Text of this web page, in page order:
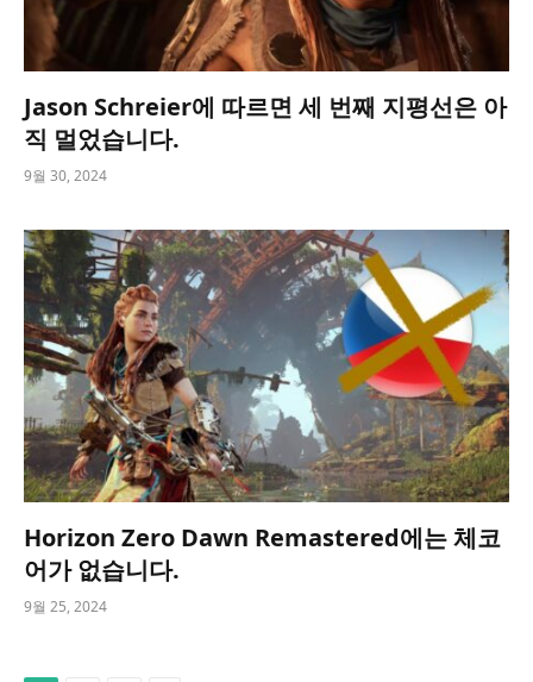
Jason Schreier에 따르면 세 번째 지평선은 아
직 멀었습니다.
9월 30, 2024
Horizon Zero Dawn Remastered에는 체코
어가 없습니다.
9월 25, 2024